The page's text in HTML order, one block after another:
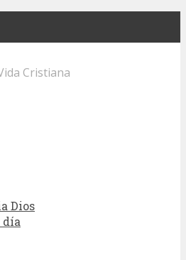
Cristiana
Dios
día